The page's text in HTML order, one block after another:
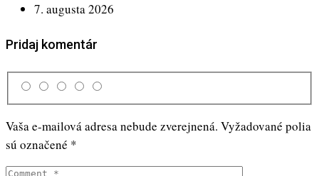
7. augusta 2026
Pridaj komentár
Vaša e-mailová adresa nebude zverejnená. Vyžadované polia
sú označené *